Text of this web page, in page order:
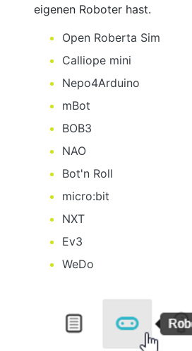
eigenen Roboter hast.
Open Roberta Sim
Calliope mini
Nepo4Arduino
mBot
BOB3
NAO
Bot'n Roll
micro:bit
NXT
Ev3
WeDo